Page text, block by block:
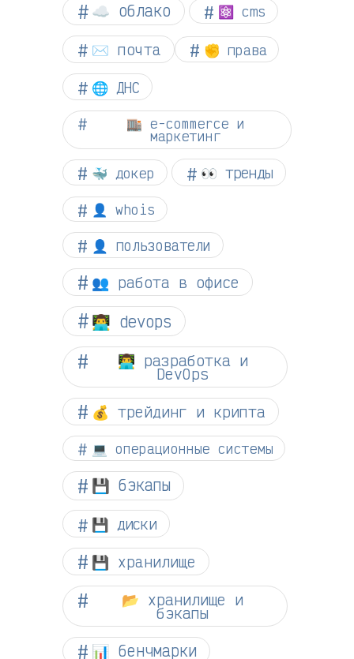
☁︎ облако ⚛ cms
✉️ почта ✊ права
🌐 ДНС
🏬 e-commerce и
маркетинг
🐳 докер 👀 тренды
👤 whois
👤 пользователи
👥 работа в офисе
👨‍💻 devops
👨‍💻 разработка и
DevOps
💰 трейдинг и крипта
💻 операционные системы
💾 бэкапы
💾 диски
💾 хранилище
📂 хранилище и
бэкапы
📊 бенчмарки